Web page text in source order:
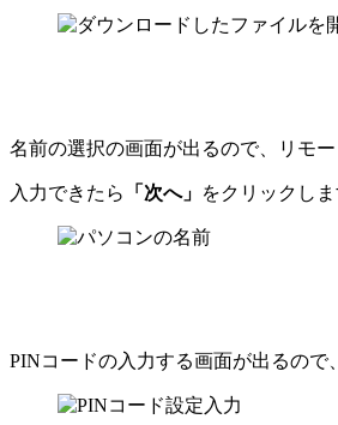
名前の選択の画面が出るので、リモ
入力できたら 「次へ」 をクリックしま
PINコードの入力する画面が出るの